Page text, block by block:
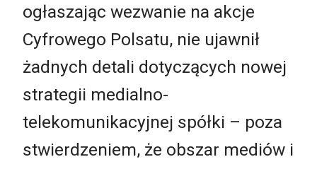
ogłaszając wezwanie na akcje
Cyfrowego Polsatu, nie ujawnił
żadnych detali dotyczących nowej
strategii medialno-
telekomunikacyjnej spółki – poza
stwierdzeniem, że obszar mediów i